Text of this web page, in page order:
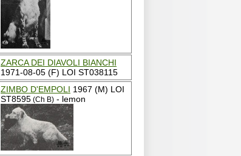
ZARCA DEI DIAVOLI BIANCHI
1971-08-05 (F) LOI ST038115
ZIMBO D'EMPOLI 1967 (M) LOI
ST8595 (Ch B) - lemon